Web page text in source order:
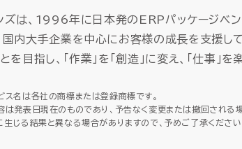
ズは、1996年に日本発のERPパッケージベ
国内大手企業を中心にお客様の成長を支援
を目指し、「作業」を「創造」に変え、「仕事」
ス名は各社の商標または登録商標です。
は発表日現在のものであり、予告なく変更または撤回され
じる結果と異なる場合がありますので、予めご了承ください